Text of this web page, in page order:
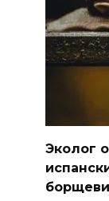
Эколог